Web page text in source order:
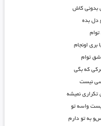
بدونی کاش
دل بده
اونجام
توام
که بگی
نیست
نمیشه
واسه تو
به تو دارم